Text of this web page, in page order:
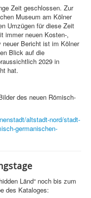
Zeit geschlossen. Zur
Museum am Kölner
Umzügen für diese Zeit
immer neuen Kosten-,
Bericht ist im Kölner
Blick auf die
2029 in
hat.
des neuen Römisch-
altstadt-nord/stadt-
germanischen-
Länd“ noch bis zum
des Kataloges: